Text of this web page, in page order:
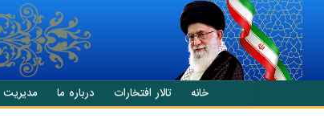
انتقال به محتوای اصلی
خانه تالار افتخارات درباره ما مدیریت